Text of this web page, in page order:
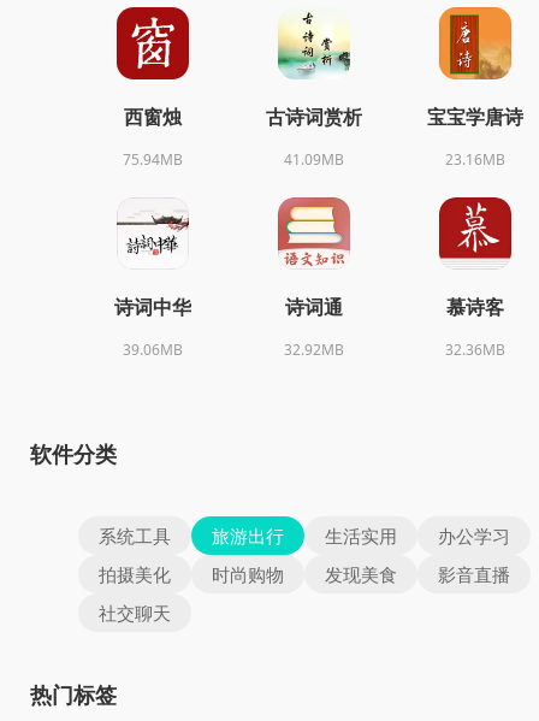
西窗烛
75.94MB
古诗词赏析
41.09MB
宝宝学唐诗
23.16MB
诗词中华
39.06MB
诗词通
32.92MB
慕诗客
32.36MB
软件分类
系统工具 旅游出行 生活实用
办公学习
拍摄美化
时尚购物 发现美食
影音直播
社交聊天
热门标签